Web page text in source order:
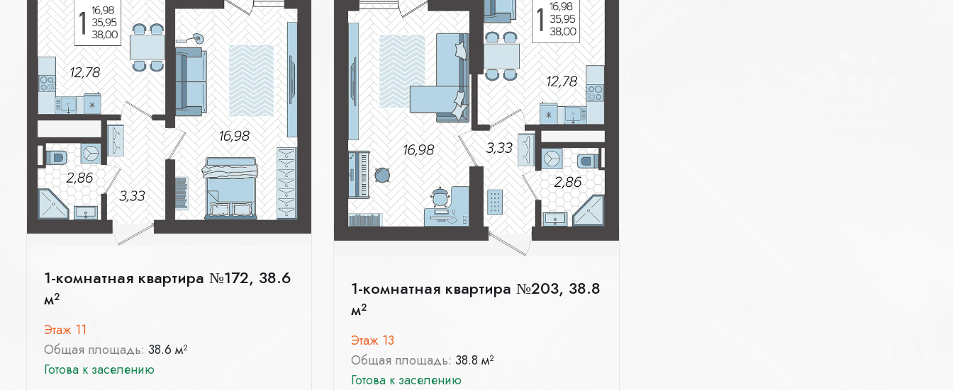
1-комнатная квартира №172, 38.6
м²
Этаж 11
Общая площадь: 38.6 м²
Готова к заселению
1-комнатная квартира №203, 38.8
м²
Этаж 13
Общая площадь:38.8 м²
Готова к заселению